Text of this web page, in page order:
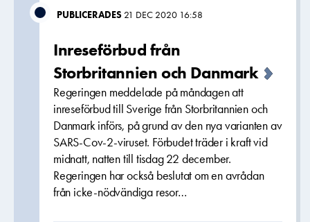
PUBLICERADES 21 DEC 2020 16:58
Inreseförbud från
Storbritannien och Danmark
Regeringen meddelade på måndagen att
inreseförbud till Sverige från Storbritannien och
Danmark införs, på grund av den nya varianten av
SARS-Cov-2-viruset. Förbudet träder i kraft vid
midnatt, natten till tisdag 22 december.
Regeringen har också beslutat om en avrådan
från icke-nödvändiga resor…